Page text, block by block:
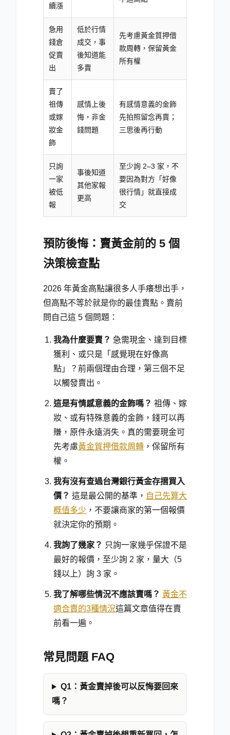
續漲
急用
錢倉
促賣
出
低於行情
成交，事
後知道能
多賣
先考慮黃金質押借
款周轉，保留黃金
所有權
賣了
祖傳
或嫁
妝金
飾
感情上後
悔，非金
錢問題
有感情意義的金飾
先拍照留念再賣；
三思後再行動
只詢
一家
被低
報
事後知道
其他家報
更高
至少詢 2–3 家，不
要因為對方「好像
很行情」就直接成
交
預防後悔：賣黃金前的 5 個
決策檢查點
2026 年黃金高點讓很多人手癢想出手，
但高點不等於就是你的最佳賣點。賣前
問自己這 5 個問題：
我為什麼要賣？ 急需現金、達到目標
獲利、或只是「感覺現在好像高
點」？前兩個理由合理，第三個不足
以觸發賣出。
這是有情感意義的金飾嗎？ 祖傳、嫁
妝、或有特殊意義的金飾，錢可以再
賺，原件永遠消失。真的需要現金可
先考慮黃金質押借款周轉 ，保留所有
權。
我有沒有查過台灣銀行黃金存摺買入
價？ 這是最公開的基準， 自己先算大
概值多少 ，不要讓商家的第一個報價
就決定你的預期。
我詢了幾家？ 只詢一家幾乎保證不是
最好的報價，至少詢 2 家，量大（5
錢以上）詢 3 家。
我了解哪些情況不應該賣嗎？ 黃金不
適合賣的3種情況這篇文章值得在賣
前看一遍。
常見問題 FAQ
Q1：黃金賣掉後可以反悔要回來
嗎？